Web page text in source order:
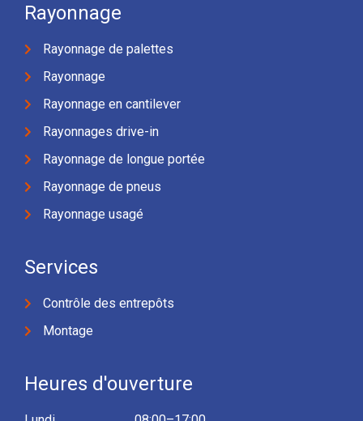
Rayonnage
Rayonnage de palettes
Rayonnage
Rayonnage en cantilever
Rayonnages drive-in
Rayonnage de longue portée
Rayonnage de pneus
Rayonnage usagé
Services
Contrôle des entrepôts
Montage
Heures d'ouverture